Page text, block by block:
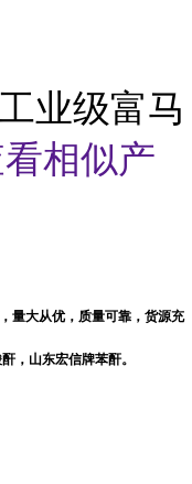
业级富马
相似产
量大从优，质量可靠，货源充
，山东宏信牌苯酐。